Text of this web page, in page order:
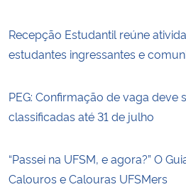
Recepção Estudantil reúne
estudantes ingressantes e
PEG: Confirmação de vaga deve
classificadas até 31 de julho
“Passei na UFSM, e agora?” O
Calouros e Calouras UFSMers